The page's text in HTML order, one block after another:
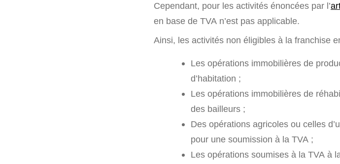
Cependant, pour les activités énoncées par l’
en base de TVA n’est pas applicable.
Ainsi, les activités non éligibles à la franchise
Les opérations immobilières de
d’habitation ;
Les opérations immobilières de
des bailleurs ;
Des opérations agricoles ou celles
pour une soumission à la TVA ;
Les opérations soumises à la TVA à